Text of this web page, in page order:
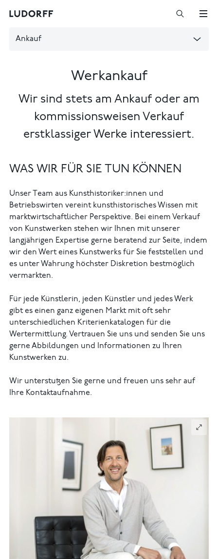
Ankauf
Werkankauf
Wir sind stets am Ankauf oder am
kommissionsweisen Verkauf
erstklassiger Werke interessiert.
WAS WIR FÜR SIE TUN KÖNNEN
Unser Team aus Kunsthistoriker:innen und
Betriebswirten vereint kunsthistorisches Wissen mit
marktwirtschaftlicher Perspektive. Bei einem Verkauf
von Kunstwerken stehen wir Ihnen mit unserer
langjährigen Expertise gerne beratend zur Seite, indem
wir den Wert eines Kunstwerks für Sie feststellen und
es unter Wahrung höchster Diskretion bestmöglich
vermarkten.
Für jede Künstlerin, jeden Künstler und jedes Werk
gibt es einen ganz eigenen Markt mit oft sehr
unterschiedlichen Kriterienkatalogen für die
Wertermittlung. Vertrauen Sie uns und senden Sie uns
gerne Abbildungen und Informationen zu Ihren
Kunstwerken zu.
Wir unterstutzen Sie gerne und freuen uns sehr auf
Ihre Kontaktaufnahme.